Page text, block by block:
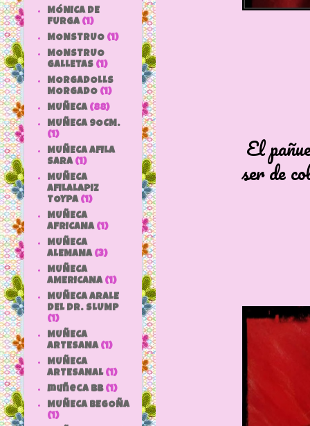
El
ser de
MÓNICA DE
FURGA (1)
MONSTRUO (1)
MONSTRUO
GALLETAS (1)
MORGADOLLS
MORGADO (1)
MUÑECA (88)
MUÑECA 9OCM.
(1)
MUÑECA AFILA
SARA (1)
MUÑECA
AFILALAPIZ
TOYPA (1)
MUÑECA
AFRICANA (1)
MUÑECA
ALEMANA (3)
MUÑECA
AMERICANA (1)
MUÑECA ARALE
DEL DR. SLUMP
(1)
MUÑECA
ARTESANA (1)
MUÑECA
ARTESANAL (1)
muñeca bb (1)
MUÑECA BEGOÑA
(1)